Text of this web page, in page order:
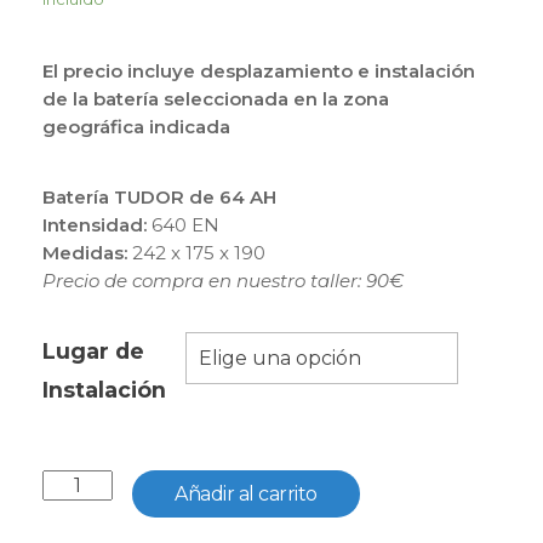
El precio incluye desplazamiento e instalación
de la batería seleccionada en la zona
geográfica indicada
Batería TUDOR de 64 AH
Intensidad: 640 EN
Medidas: 242 x 175 x 190
Precio de compra en nuestro taller: 90€
Lugar de
Instalación
TUDOR
Añadir al carrito